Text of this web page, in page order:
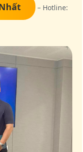
– Hotline: